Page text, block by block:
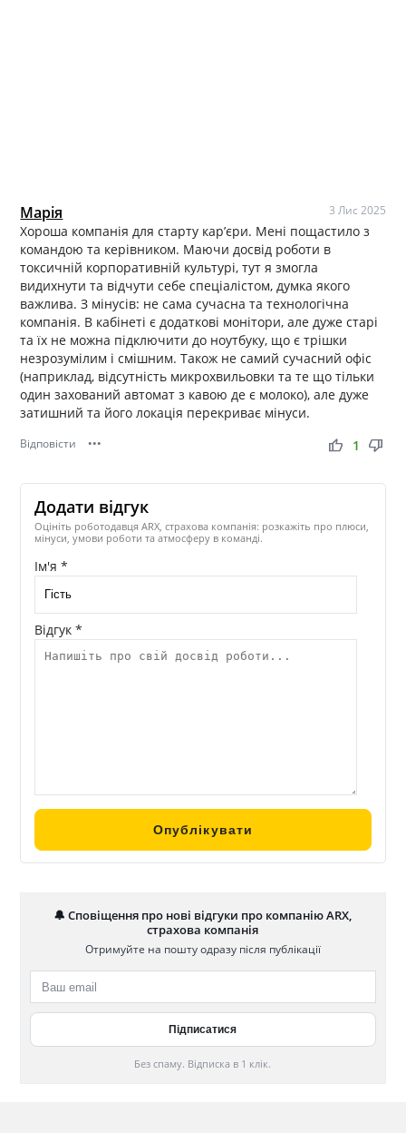
Марія 3 Лис 2025
Хороша компанія для старту кар’єри. Мені пощастило з
командою та керівником. Маючи досвід роботи в
токсичній корпоративній культурі, тут я змогла
видихнути та відчути себе спеціалістом, думка якого
важлива. З мінусів: не сама сучасна та технологічна
компанія. В кабінеті є додаткові монітори, але дуже старі
та їх не можна підключити до ноутбуку, що є трішки
незрозумілим і смішним. Також не самий сучасний офіс
(наприклад, відсутність микрохвильовки та те що тільки
один захований автомат з кавою де є молоко), але дуже
затишний та його локація перекриває мінуси.
Відповісти ••• thumb_up thumb_down
1
Додати відгук
Оцініть роботодавця ARX, страхова компанія: розкажіть про плюси,
мінуси, умови роботи та атмосферу в команді.
Ім'я *
Відгук *
🔔 Сповіщення про нові відгуки про компанію ARX,
страхова компанія
Отримуйте на пошту одразу після публікації
Без спаму. Відписка в 1 клік.